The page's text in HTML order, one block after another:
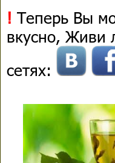
! Теперь Вы
вкусно, Живи
сетях: